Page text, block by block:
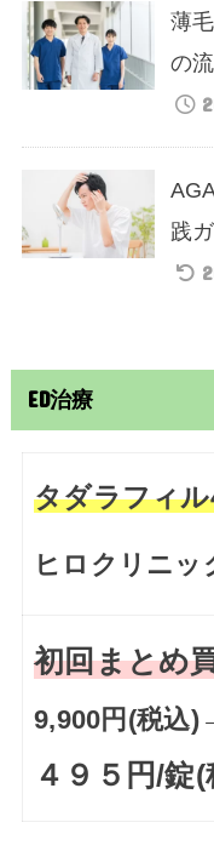
薄
の
践
ED治療
タダラフィ
ヒロクリニッ
初回まとめ
9,900円(税込)
４９５円/錠(